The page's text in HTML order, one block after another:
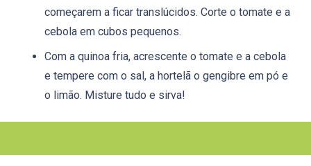
começarem a ficar translúcidos. Corte o tomate e a
cebola em cubos pequenos.
Com a quinoa fria, acrescente o tomate e a cebola
e tempere com o sal, a hortelã o gengibre em pó e
o limão. Misture tudo e sirva!